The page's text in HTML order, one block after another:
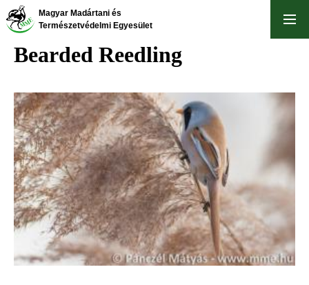
Skip
to
content
Magyar Madártani és
Természetvédelmi Egyesület
Bearded Reedling